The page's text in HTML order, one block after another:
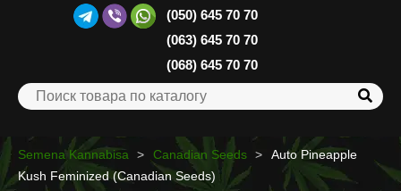
(050) 645 70 70
(063) 645 70 70
(068) 645 70 70
Semena Kannabisa Canadian Seeds
Auto Pineapple
Kush Feminized (Canadian Seeds)